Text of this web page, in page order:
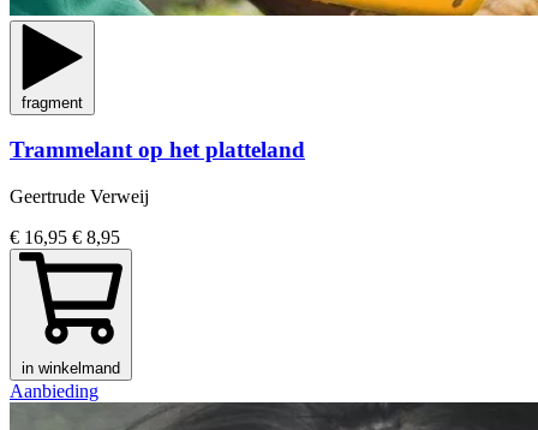
fragment
Trammelant op het platteland
Geertrude Verweij
€ 16,95 € 8,95
in winkelmand
Aanbieding